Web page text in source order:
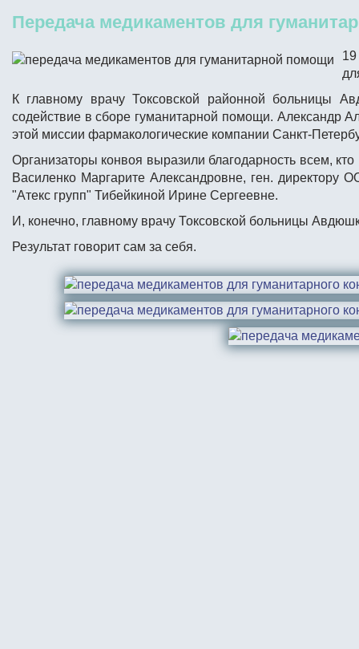
Передача медикаментов для
К главному врачу Токсовской районной больницы
содействие в сборе гуманитарной помощи. Александр
этой миссии фармакологические компании Санкт-
Организаторы конвоя выразили благодарность всем,
Василенко Маргарите Александровне, ген.
"Атекс групп" Тибейкиной Ирине Сергеевне.
И, конечно, главному врачу Токсовской больницы
Результат говорит сам за себя.